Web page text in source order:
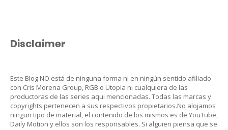
Disclaimer
Este Blog NO está de ninguna forma ni en ningún sentido afiliado
con Cris Morena Group, RGB o Utopia ni cualquiera de las
productoras de las series aqui mencionadas. Todas las marcas y
copyrights pertenecen a sus respectivos propietarios.No alojamos
ningun tipo de material, el contenido de los mismos es de YouTube,
Daily Motion y ellos son los responsables. Si alguien piensa que se